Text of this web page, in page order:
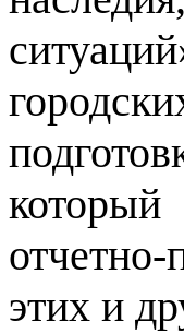
этих и